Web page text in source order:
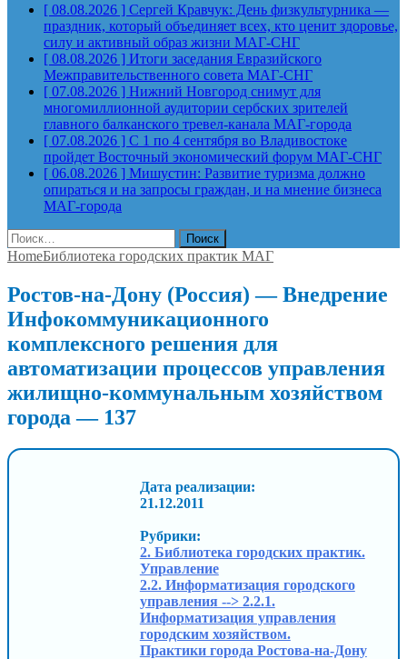
[ 08.08.2026 ] Сергей Кравчук: День физкультурника —
праздник, который объединяет всех, кто ценит здоровье,
силу и активный образ жизни МАГ-СНГ
[ 08.08.2026 ] Итоги заседания Евразийского
Межправительственного совета МАГ-СНГ
[ 07.08.2026 ] Нижний Новгород снимут для
многомиллионной аудитории сербских зрителей
главного балканского тревел-канала МАГ-города
[ 07.08.2026 ] С 1 по 4 сентября во Владивостоке
пройдет Восточный экономический форум МАГ-СНГ
[ 06.08.2026 ] Мишустин: Развитие туризма должно
опираться и на запросы граждан, и на мнение бизнеса
МАГ-города
Найти:
HomeБиблиотека городских практик МАГ
Ростов-на-Дону (Россия) — Внедрение
Инфокоммуникационного
комплексного решения для
автоматизации процессов управления
жилищно-коммунальным хозяйством
города — 137
Дата реализации:
21.12.2011
Рубрики:
2. Библиотека городских практик.
Управление
2.2. Информатизация городского
управления --> 2.2.1.
Информатизация управления
городским хозяйством.
Практики города Ростова-на-Дону